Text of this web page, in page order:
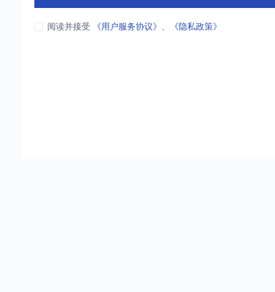
阅读并接受 《用户服务协议》 、 《隐私政策》